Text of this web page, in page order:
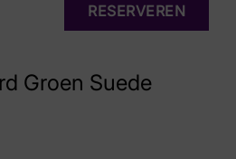
Groen Suede
RESERVEREN